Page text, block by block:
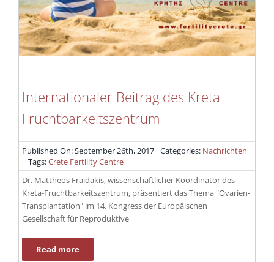
Internationaler Beitrag des Kreta-
Fruchtbarkeitszentrum
Published On: September 26th, 2017 Categories: Nachrichten
Tags:Crete Fertility Centre
Dr. Mattheos Fraidakis, wissenschaftlicher Koordinator des
Kreta-Fruchtbarkeitszentrum, präsentiert das Thema "Ovarien-
Transplantation" im 14. Kongress der Europäischen
Gesellschaft für Reproduktive
Read more